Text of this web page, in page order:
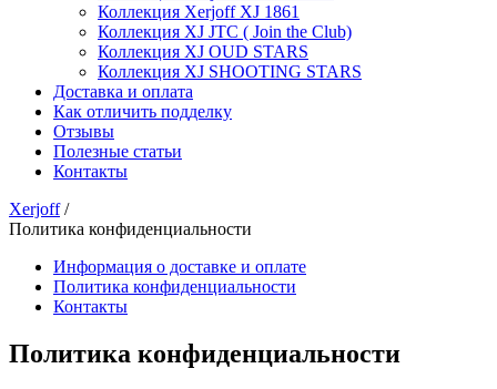
Коллекция Xerjoff XJ 1861
Коллекция XJ JTC ( Join the Club)
Коллекция XJ OUD STARS
Коллекция XJ SHOOTING STARS
Доставка и оплата
Как отличить подделку
Отзывы
Полезные статьи
Контакты
Xerjoff /
Политика конфиденциальности
Информация о доставке и оплате
Политика конфиденциальности
Контакты
Политика конфиденциальности